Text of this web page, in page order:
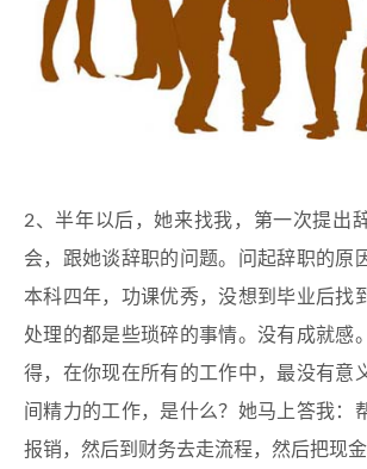
2、半年以后，她来找我，第一次提出
会，跟她谈辞职的问题。问起辞职的原
本科四年，功课优秀，没想到毕业后找
处理的都是些琐碎的事情。没有成就感
得，在你现在所有的工作中，最没有意
间精力的工作，是什么？她马上答我：
报销，然后到财务去走流程，然后把现金